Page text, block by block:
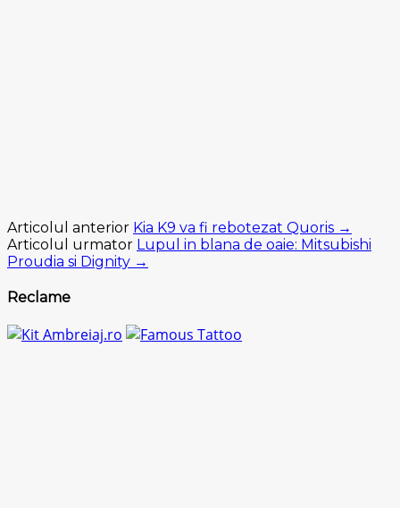
Articolul anterior Kia K9 va fi rebotezat Quoris →
Articolul urmator Lupul in blana de oaie: Mitsubishi
Proudia si Dignity →
Reclame